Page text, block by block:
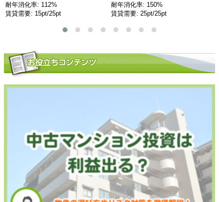
耐年消化率: 112%
賃貸需要: 15pt/25pt
耐年消化率: 150%
賃貸需要: 25pt/25pt